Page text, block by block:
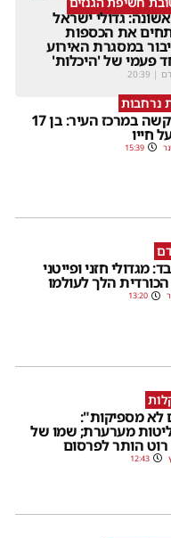
גדולי ישראל
את הכספות
במסגרת האירוע
פעמי של 'היכלות'
|
20:39
נרחבות
אירוע קשה במרכז העיר: בן 17
חייו
15:39
מגדולי חזני ופייטני
הלך לעולמו
13:20
לא מספיקות":
מערערת; שמו של
רוט הותר לפרסום
12:43